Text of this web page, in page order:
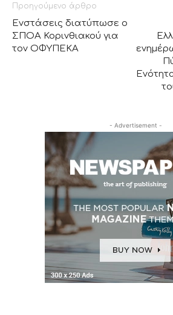
Προηγούμενο άρθρο
Ενστάσεις διατύπωσε ο
ΣΠΟΑ Κορινθιακού για
τον ΟΦΥΠΕΚΑ
- Advertisement -